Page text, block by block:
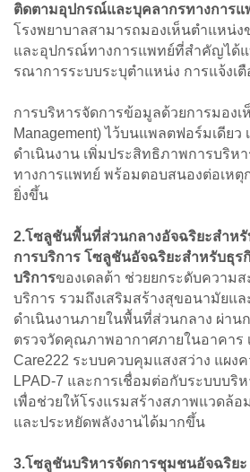
ติดตามอุปกรณ์และบุคลากรทางการแ
โรงพยาบาลสามารถมองเห็นตำแหน่ง
และอุปกรณ์ทางการแพทย์ที่สำคัญได้แ
รณาการระบบระบุตำแหน่ง การแจ้งเ
การบริหารจัดการข้อมูลด้วยการมองเ
Management) ไว้บนแพลตฟอร์มเดียว
ดำเนินงาน เพิ่มประสิทธิภาพการบริห
ทางการแพทย์ พร้อมตอบสนองต่อเหตุ
ยิ่งขึ้น
2.โซลูชันพื้นที่ส่วนกลางอัจฉริยะสำหรั
การบริการ โซลูชันอัจฉริยะสำหรับธุร
บริการของเดลต้า ช่วยยกระดับความ
บริการ รวมถึงเสริมสร้างสุขอนามัยแ
ดำเนินงานภายในพื้นที่ส่วนกลาง ผ่าน
ตรวจวัดคุณภาพอากาศภายในอาคาร
Care222 ระบบควบคุมแสงสว่าง แผง
LPAD-7 และการเชื่อมต่อกับระบบบริ
เพื่อช่วยให้โรงแรมสร้างสภาพแวดล้อ
และประหยัดพลังงานได้มากขึ้น
3.โซลูชันบริหารจัดการชุมชนอัจฉริยะ